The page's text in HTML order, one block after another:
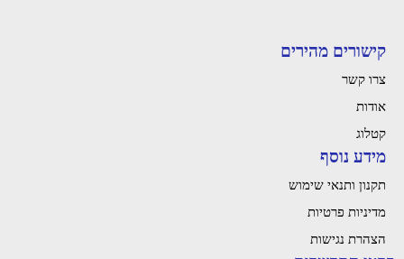
קישורים מהירים
צרו קשר
אודות
קטלוג
מידע נוסף
תקנון ותנאי שימוש
מדיניות פרטיות
הצהרת נגישות